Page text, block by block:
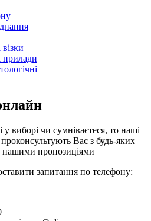
прилади
виборі чи сумніваєтеся, то наші
Вас з будь-яких
нашими пропозиціями
запитання по телефону: